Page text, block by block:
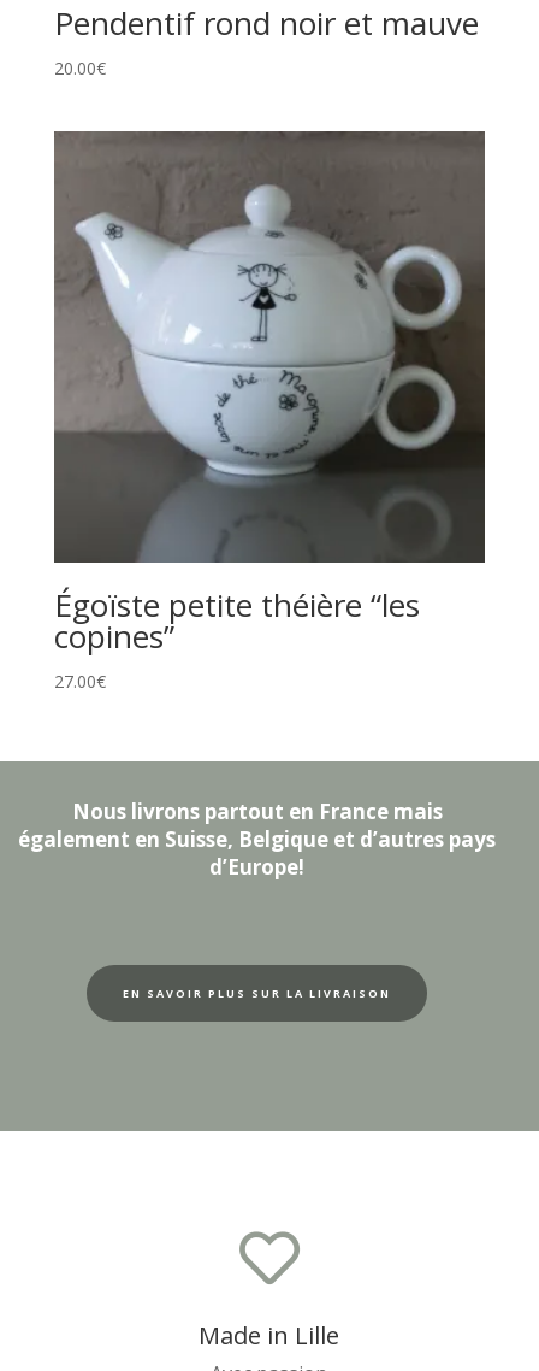
Pendentif rond noir et mauve
20.00€
Égoïste petite théière “les
copines”
27.00€
Nous livrons partout en France mais
également en Suisse, Belgique et d’autres pays
d’Europe!
EN SAVOIR PLUS SUR LA LIVRAISON

Made in Lille